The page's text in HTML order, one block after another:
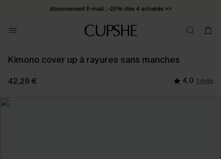
Abonnement E-mail : -25% dès 4 achetés >>
Kimono cover up à rayures sans manches
42,29 € 4.0 1 Avis